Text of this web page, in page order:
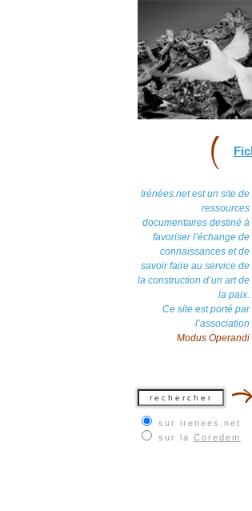
Irénées.net est un site de
ressources
documentaires destiné à
favoriser l’échange de
connaissances et de
savoir faire au service de
la construction d’un art de
la paix.
Ce site est porté par
l’association
Modus Operandi
sur irenees.net
sur la Coredem